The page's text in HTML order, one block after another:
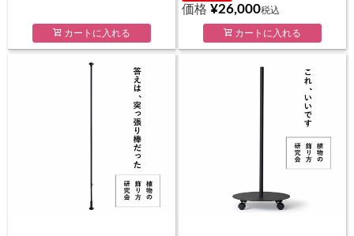
カートに入れる
価格 ¥26,000税込
カートに入れる